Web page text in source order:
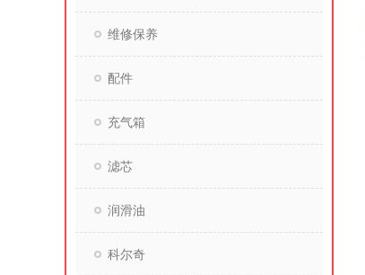
维修保养
配件
充气箱
滤芯
润滑油
科尔奇